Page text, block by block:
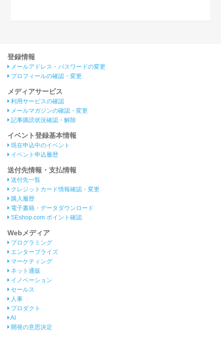
登録情報
メールアドレス・パスワードの変更
プロフィールの確認・変更
メディアサービス
利用サービスの確認
メールマガジンの確認・変更
記事購読状況確認・解除
イベント登録基本情報
現在申込中のイベント
イベント申込履歴
送付先情報・支払情報
送付先一覧
クレジットカード情報確認・変更
購入履歴
電子書籍・データダウンロード
SEshop.com ポイント確認
Webメディア
プログラミング
エンタープライズ
マーケティング
ネット通販
イノベーション
セールス
人事
プロダクト
AI
開発の意思決定